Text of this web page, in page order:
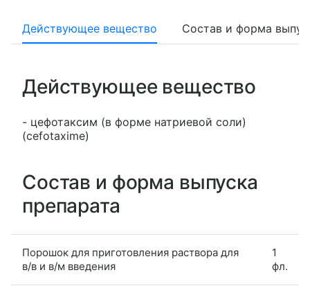
Действующее вещество Состав и форма
Действующее вещество
- цефотаксим (в форме натриевой соли)
(cefotaxime)
Состав и форма выпуска
препарата
Порошок для приготовления раствора для
в/в и в/м введения
1
фл.